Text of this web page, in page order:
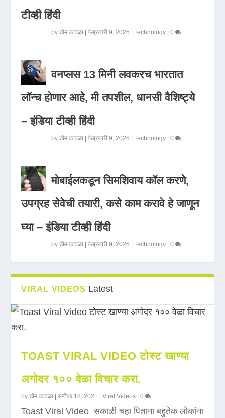
टीव्ही हिंदी
byडोम कावळा |फेब्रुवारी 9, 2025 |Technology |0
वनप्लस 13 मिनी लवकरच भारतात
लॉन्च होणार आहे, मी तपशील, धानसी वैशिष्ट्ये
– इंडिया टीव्ही हिंदी
byडोम कावळा |फेब्रुवारी 9, 2025 |Technology |0
मोबाईलकडून सिमशिवाय कॉल करणे,
उपग्रह सेवेची तयारी, कसे काम करावे हे जाणून
घ्या – इंडिया टीव्ही हिंदी
byडोम कावळा |फेब्रुवारी 9, 2025 |Technology |0
VIRAL VIDEOS Latest
TOAST VIRAL VIDEO टोस्ट खाण्या
अगोदर १०० वेळा विचार करा.
byडोम कावळा |सप्टेंबर 18, 2021 |Viral Videos |0
Toast Viral Video सकाळी चहा पिताना बहुतेक लोकांना